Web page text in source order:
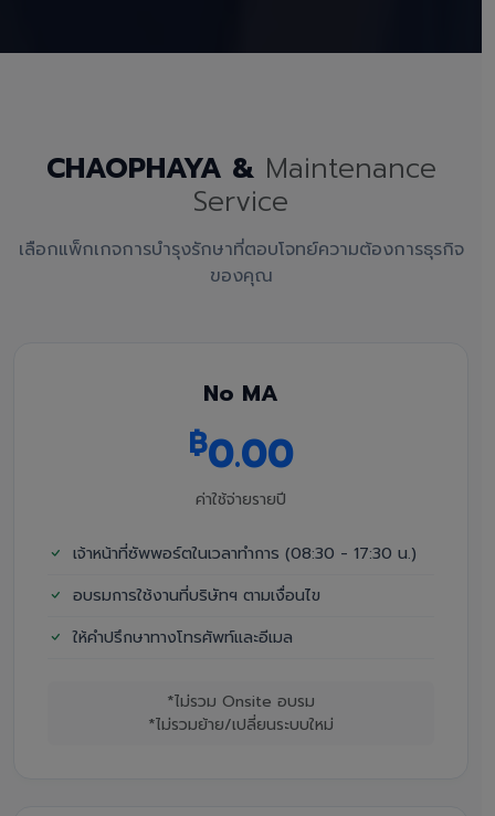
CHAOPHAYA & Maintenance
Service
เลือกแพ็กเกจการบำรุงรักษาที่ตอบโจทย์ความต้องการธุรกิจ
ของคุณ
No MA
฿0.00
ค่าใช้จ่ายรายปี
เจ้าหน้าที่ซัพพอร์ตในเวลาทำการ (08:30 - 17:30 น.)
อบรมการใช้งานที่บริษัทฯ ตามเงื่อนไข
ให้คำปรึกษาทางโทรศัพท์และอีเมล
*ไม่รวม Onsite อบรม
*ไม่รวมย้าย/เปลี่ยนระบบใหม่